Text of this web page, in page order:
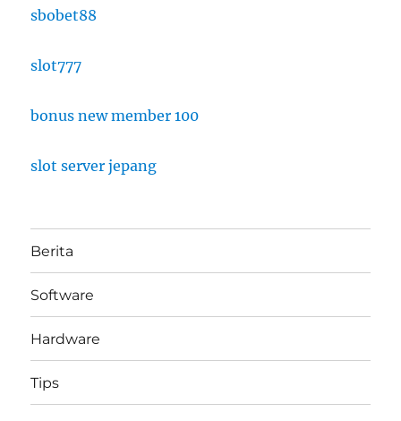
sbobet88
slot777
bonus new member 100
slot server jepang
Berita
Software
Hardware
Tips